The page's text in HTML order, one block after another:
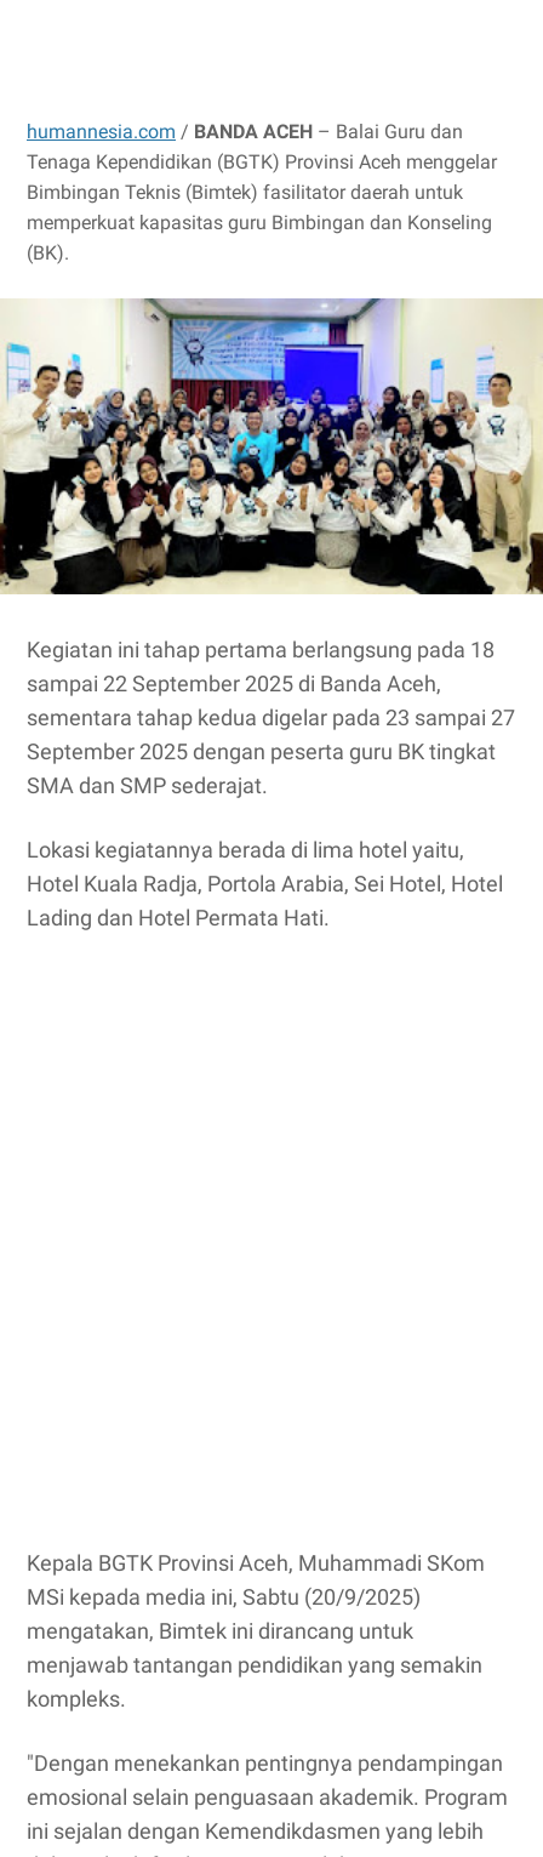
humannesia.com / BANDA ACEH – Balai Guru dan
Tenaga Kependidikan (BGTK) Provinsi Aceh menggelar
Bimbingan Teknis (Bimtek) fasilitator daerah untuk
memperkuat kapasitas guru Bimbingan dan Konseling
(BK).
Kegiatan ini tahap pertama berlangsung pada 18
sampai 22 September 2025 di Banda Aceh,
sementara tahap kedua digelar pada 23 sampai 27
September 2025 dengan peserta guru BK tingkat
SMA dan SMP sederajat.
Lokasi kegiatannya berada di lima hotel yaitu,
Hotel Kuala Radja, Portola Arabia, Sei Hotel, Hotel
Lading dan Hotel Permata Hati.
Kepala BGTK Provinsi Aceh, Muhammadi SKom
MSi kepada media ini, Sabtu (20/9/2025)
mengatakan, Bimtek ini dirancang untuk
menjawab tantangan pendidikan yang semakin
kompleks.
"Dengan menekankan pentingnya pendampingan
emosional selain penguasaan akademik. Program
ini sejalan dengan Kemendikdasmen yang lebih